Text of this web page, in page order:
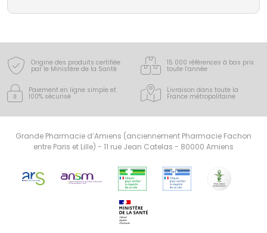
Origine des produits certifiée
par le Ministère de la Santé
15 000 références à bas prix
toute l’année
Paiement en ligne simple et
100% sécurisé
Livraison dans toute la
France métropolitaine
Grande Pharmacie d’Amiens (anciennement Pharmacie Fachon
entre Paris et Lille) - 11 rue Jean Catelas - 80000 Amiens